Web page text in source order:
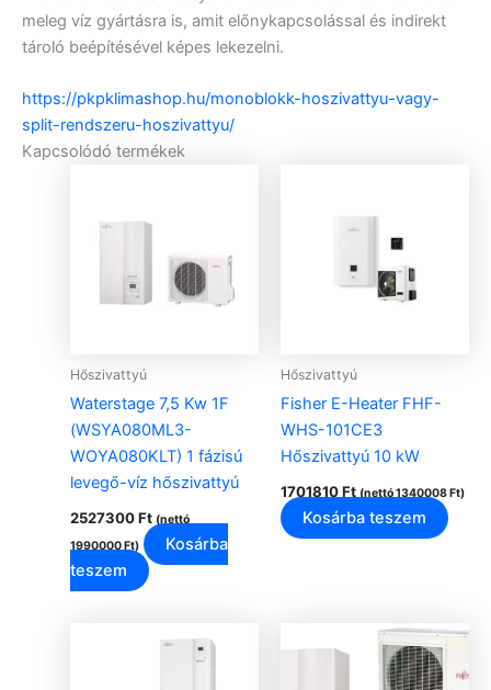
meleg víz gyártásra is, amit előnykapcsolással és indirekt
tároló beépítésével képes lekezelni.
https://pkpklimashop.hu/monoblokk-hoszivattyu-vagy-
split-rendszeru-hoszivattyu/
Kapcsolódó termékek
Hőszivattyú
Waterstage 7,5 Kw 1F
(WSYA080ML3-
WOYA080KLT) 1 fázisú
levegő-víz hőszivattyú
2527300Ft (nettó
1990000Ft)
Kosárba
teszem
Hőszivattyú
Fisher E-Heater FHF-
WHS-101CE3
Hőszivattyú 10 kW
1701810Ft (nettó1340008Ft)
Kosárba teszem